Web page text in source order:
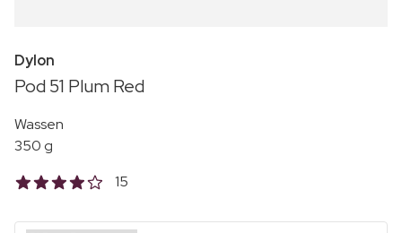
Dylon
Pod 51 Plum Red
Wassen
350 g
15